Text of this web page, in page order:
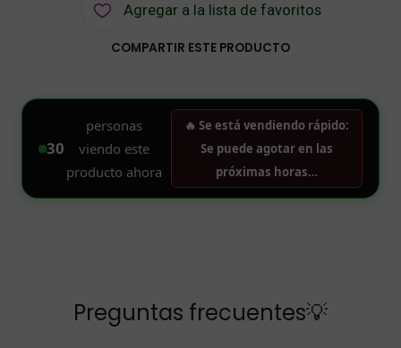
Agregar a la lista de favoritos
COMPARTIR ESTE PRODUCTO
Preguntas frecuentes💡